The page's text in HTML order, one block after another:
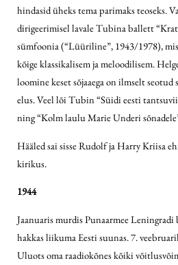
hindasid üheks temaparimaks teoseks.
dirigeerimisel lavale Tubina ballett
sümfoonia (“Lüüriline”, 1943/1978),
kõige klassikalisem ja meloodilisem.
loomine keset sõjaaega on ilmselt
elus. Veel lõi Tubin“Süidi eesti
ning “Kolm laulu Marie Underi
Hääled sai sisse Rudolf ja Harry Kriisa
kirikus.
1944
Jaanuaris murdis Punaarmee Leningradi
hakkas liikuma Eesti suunas. 7.
Uluots oma raadiokõnes kõiki